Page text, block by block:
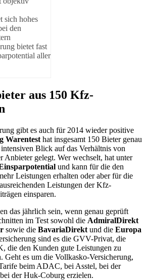
sich hohes
den
bietet fast
aller
aus 150 Kfz-
gibt es auch für 2014 wieder positive
Warentest hat insgesamt 150 Bieter genau
Blick auf das Verhältnis von
Anbieter gelegt. Wer wechselt, hat unter
und kann für die den
Leistungen erhalten oder aber für die
Leistungen der Kfz-
einsparen.
das jährlich sein, wenn genau geprüft
im Test sowohl die AdmiralDirekt
sowie die BavariaDirekt und die Europa
sind es die GVV-Privat, die
die den Kunden gute Leistungen zu
Geht es um die Vollkasko-Versicherung,
beim ADAC, bei Asstel, bei der
der Huk-Coburg erzielen.